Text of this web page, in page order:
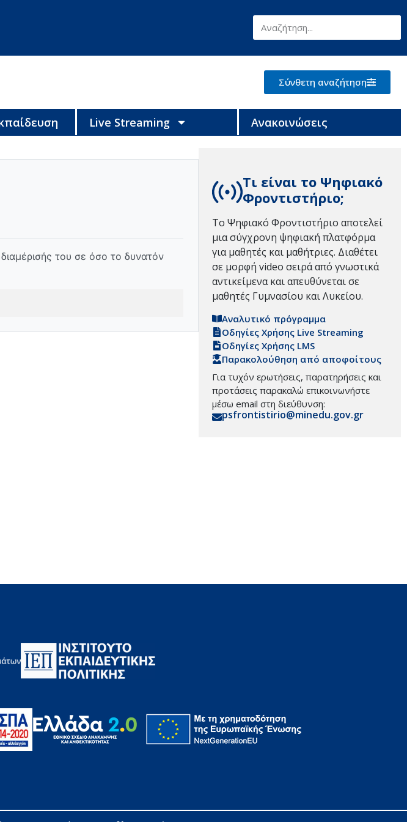
Σύνθετη αναζήτηση
Live Streaming Ανακοινώσεις
του σε όσο το δυνατόν
Τι είναι το Ψηφιακό
Φροντιστήριο;
Το Ψηφιακό Φροντιστήριο αποτελεί
μια σύγχρονη ψηφιακή πλατφόρμα
για μαθητές και μαθήτριες. Διαθέτει
σε μορφή video σειρά από γνωστικά
αντικείμενα και απευθύνεται σε
μαθητές Γυμνασίου και Λυκείου.
Αναλυτικό πρόγραμμα
Οδηγίες Χρήσης Live Streaming
Οδηγίες Χρήσης LMS
Παρακολούθηση από αποφοίτους
Για τυχόν ερωτήσεις, παρατηρήσεις και
προτάσεις παρακαλώ επικοινωνήστε
μέσω email στη διεύθυνση:
psfrontistirio@minedu.gov.gr